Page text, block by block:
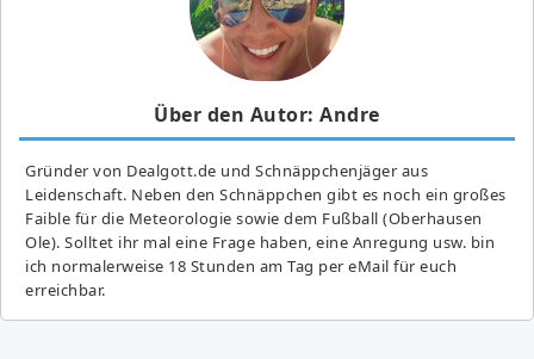
Über den Autor: Andre
Gründer von Dealgott.de und Schnäppchenjäger aus
Leidenschaft. Neben den Schnäppchen gibt es noch ein großes
Fai­ble für die Meteorologie sowie dem Fußball (Oberhausen
Ole). Solltet ihr mal eine Frage haben, eine Anregung usw. bin
ich normalerweise 18 Stunden am Tag per eMail für euch
erreichbar.